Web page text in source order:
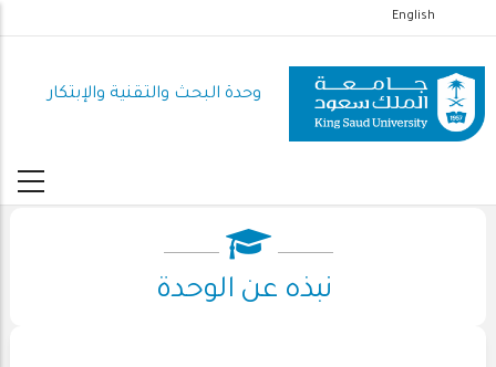
إلى
المحتوى
الرئيسي
English
وحدة البحث والتقنية والإبتكار
نبذه عن الوحدة